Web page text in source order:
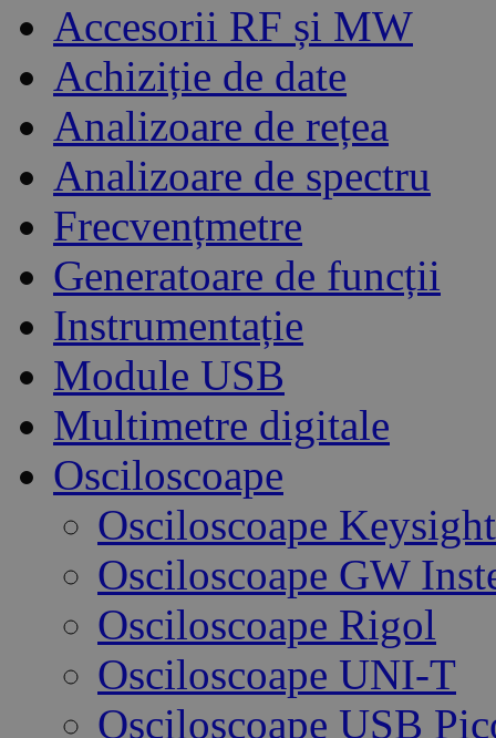
Accesorii RF și MW
Achiziție de date
Analizoare de rețea
Analizoare de spectru
Frecvențmetre
Generatoare de funcții
Instrumentație
Module USB
Multimetre digitale
Osciloscoape
Osciloscoape Keysight
Osciloscoape GW
Osciloscoape Rigol
Osciloscoape UNI-T
Osciloscoape USB